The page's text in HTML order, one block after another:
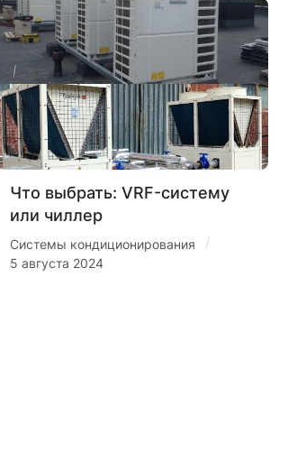
Что выбрать: VRF-систему
или чиллер
Системы кондиционирования /
5 августа 2024